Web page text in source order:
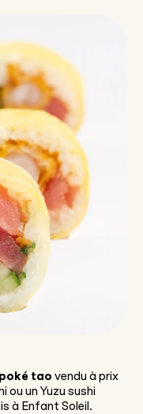
tao vendu à prix
ou un Yuzu sushi
à Enfant Soleil.